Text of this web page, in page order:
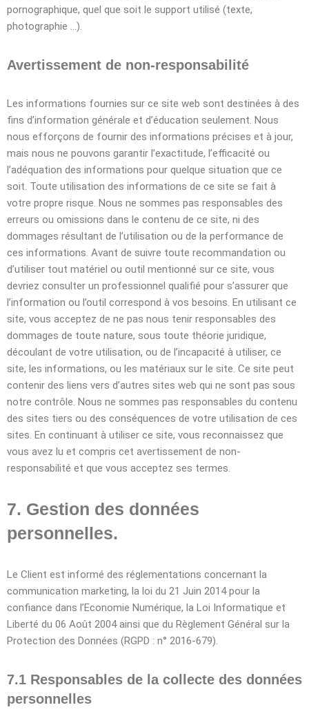
pornographique, quel que soit le support utilisé (texte,
photographie …).
Avertissement de non-responsabilité
Les informations fournies sur ce site web sont destinées à des
fins d’information générale et d’éducation seulement. Nous
nous efforçons de fournir des informations précises et à jour,
mais nous ne pouvons garantir l’exactitude, l’efficacité ou
l’adéquation des informations pour quelque situation que ce
soit. Toute utilisation des informations de ce site se fait à
votre propre risque. Nous ne sommes pas responsables des
erreurs ou omissions dans le contenu de ce site, ni des
dommages résultant de l’utilisation ou de la performance de
ces informations. Avant de suivre toute recommandation ou
d’utiliser tout matériel ou outil mentionné sur ce site, vous
devriez consulter un professionnel qualifié pour s’assurer que
l’information ou l’outil correspond à vos besoins. En utilisant ce
site, vous acceptez de ne pas nous tenir responsables des
dommages de toute nature, sous toute théorie juridique,
découlant de votre utilisation, ou de l’incapacité à utiliser, ce
site, les informations, ou les matériaux sur le site. Ce site peut
contenir des liens vers d’autres sites web qui ne sont pas sous
notre contrôle. Nous ne sommes pas responsables du contenu
des sites tiers ou des conséquences de votre utilisation de ces
sites. En continuant à utiliser ce site, vous reconnaissez que
vous avez lu et compris cet avertissement de non-
responsabilité et que vous acceptez ses termes.
7. Gestion des données
personnelles.
Le Client est informé des réglementations concernant la
communication marketing, la loi du 21 Juin 2014 pour la
confiance dans l’Economie Numérique, la Loi Informatique et
Liberté du 06 Août 2004 ainsi que du Règlement Général sur la
Protection des Données (RGPD : n° 2016-679).
7.1 Responsables de la collecte des données
personnelles